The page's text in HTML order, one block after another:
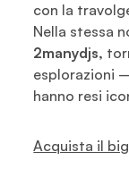
con la
Nella stessa
2manydjs,
esplorazioni
hanno resi
Acquista il